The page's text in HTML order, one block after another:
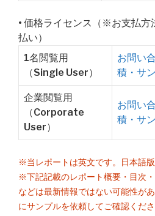
• 価格ライセンス（※お支払方
払い）
1名閲覧用
（Single User）
お問い
積・サ
企業閲覧用
（Corporate
User）
お問い
積・サ
※当レポートは英文です。日本語版
※下記記載のレポート概要・目次
などは最新情報ではない可能性が
にサンプルを依頼してご確認くださ